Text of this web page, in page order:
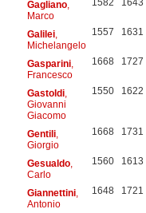
Gagliano,
Marco
1582 1643
Galilei,
Michelangelo
1557 1631
Gasparini,
Francesco
1668 1727
Gastoldi,
Giovanni
Giacomo
1550 1622
Gentili,
Giorgio
1668 1731
Gesualdo,
Carlo
1560 1613
Giannettini,
Antonio
1648 1721